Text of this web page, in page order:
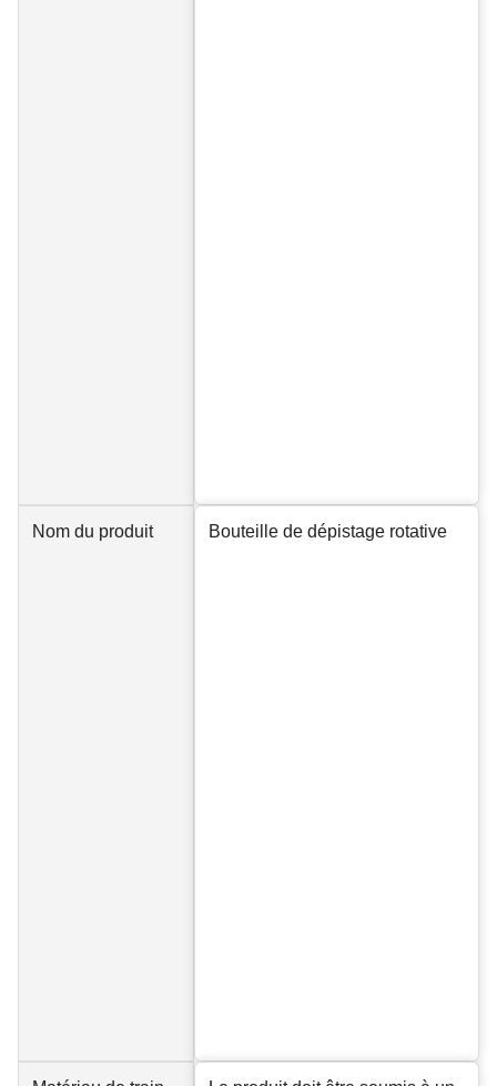
Nom du produit Bouteille de dépistage rotative